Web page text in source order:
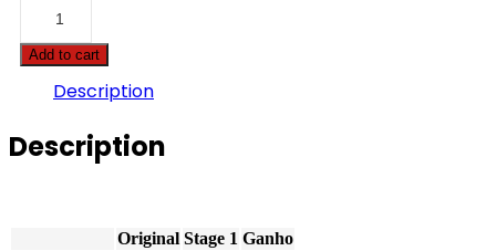
A4
-
163hp
quantity
Add to cart
Description
Description
Original Stage 1 Ganho